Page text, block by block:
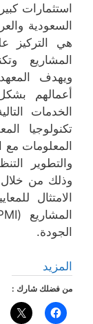
استثمارات
السعودية
هي التركيز
المشاريع
ويهدف
أعمالهم
الخدمات
تكنولوجيا
المعلومات مع
والتطوير
وذلك من خلال
الامتثال
الجودة.
المزيد
من فضلك شارك :